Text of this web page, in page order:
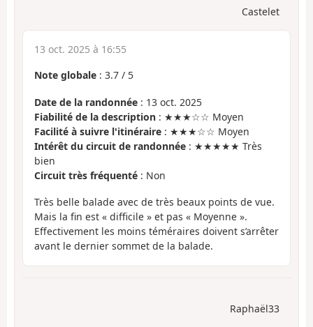
Castelet
13 oct. 2025 à 16:55
Note globale : 3.7 / 5
Date de la randonnée : 13 oct. 2025
Fiabilité de la description : ★★★☆☆ Moyen
Facilité à suivre l'itinéraire : ★★★☆☆ Moyen
Intérêt du circuit de randonnée : ★★★★★ Très
bien
Circuit très fréquenté : Non
Très belle balade avec de très beaux points de vue.
Mais la fin est « difficile » et pas « Moyenne ».
Effectivement les moins téméraires doivent s’arrêter
avant le dernier sommet de la balade.
Raphaël33